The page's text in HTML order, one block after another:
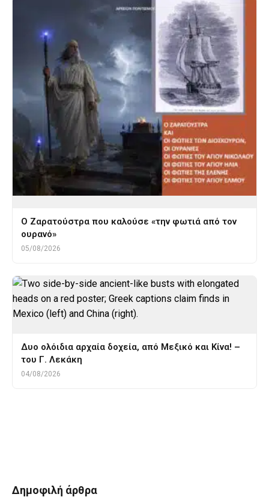
Ο Ζαρατούστρα που καλούσε «την φωτιά από τον
ουρανό»
05/08/2026
Δυο ολόιδια αρχαία δοχεία, από Μεξικό και Κίνα! –
του Γ. Λεκάκη
04/08/2026
Δημοφιλή άρθρα